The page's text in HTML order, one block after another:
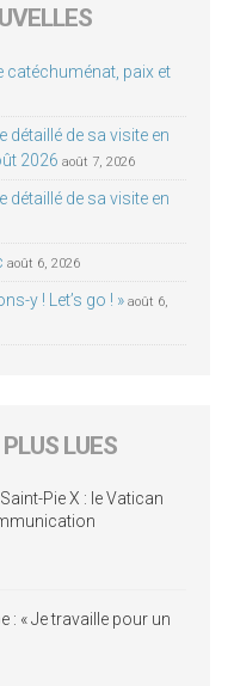
catéchuménat, paix et
détaillé de sa visite en
2026 août 7, 2026
détaillé de sa visite en
août 6, 2026
y ! Let’s go ! » août 6,
LUES
Pie X : le Vatican
: « Je travaille pour un